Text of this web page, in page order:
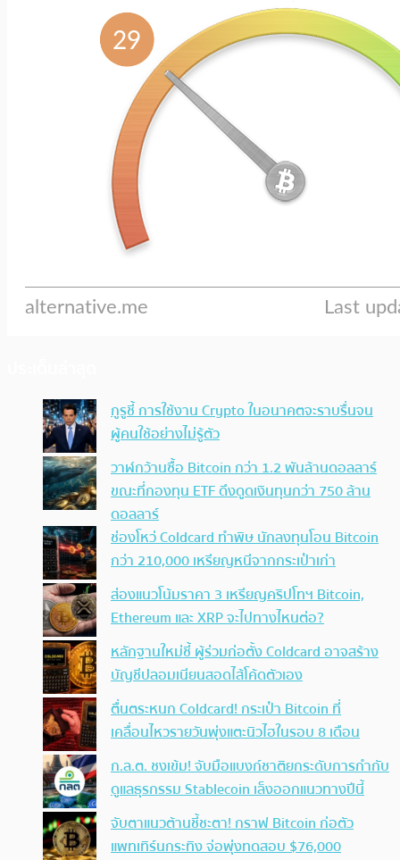
กูรูชี้ การใช้งาน Crypto ในอนาคตจะราบรื่นจน
ผู้คนใช้อย่างไม่รู้ตัว
วาฬกว้านซื้อ Bitcoin กว่า 1.2 พันล้านดอลลาร์
ขณะที่กองทุน ETF ดึงดูดเงินทุนกว่า 750 ล้าน
ดอลลาร์
ช่องโหว่ Coldcard ทำพิษ นักลงทุนโอน Bitcoin
กว่า 210,000 เหรียญหนีจากกระเป๋าเก่า
ส่องแนวโน้มราคา 3 เหรียญคริปโทฯ Bitcoin,
Ethereum และ XRP จะไปทางไหนต่อ?
หลักฐานใหม่ชี้ ผู้ร่วมก่อตั้ง Coldcard อาจสร้าง
บัญชีปลอมเนียนสอดไส้โค้ดตัวเอง
ตื่นตระหนก Coldcard! กระเป๋า Bitcoin ที่
เคลื่อนไหวรายวันพุ่งแตะนิวไฮในรอบ 8 เดือน
ก.ล.ต. ชงเข้ม! จับมือแบงก์ชาติยกระดับการกำกับ
ดูแลธุรกรรม Stablecoin เล็งออกแนวทางปีนี้
จับตาแนวต้านชี้ชะตา! กราฟ Bitcoin ก่อตัว
แพทเทิร์นกระทิง จ่อพุ่งทดสอบ $76,000